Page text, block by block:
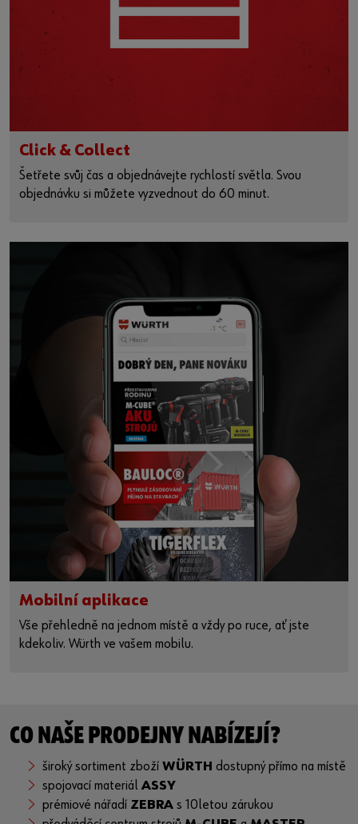
Click & Collect
Šetřete svůj čas a objednávejte rychlostí světla. Svou
objednávku si můžete vyzvednout do 60 minut.
Mobilní aplikace
Vše přehledně na jednom místě a vždy po ruce, ať jste
kdekoliv. Würth ve vašem mobilu.
CO NAŠE PRODEJNY NABÍZEJÍ?
široký sortiment zboží WÜRTH dostupný přímo na místě
spojovací materiálASSY
prémiové nářadí ZEBRA s 10letou zárukou